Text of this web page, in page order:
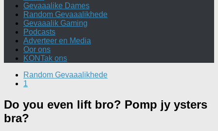
Gevaaalike Dames
Random Gevaaalikhede
Gevaaalik Gaming
Podcasts
Adverteer en Media
Oor ons
KONTak ons
Random Gevaaalikhede
1
Do you even lift bro? Pomp jy ysters
bra?